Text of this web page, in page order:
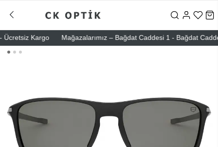
Kargo Mağazalarımız – Bağdat Caddesi 1 - Bağdat